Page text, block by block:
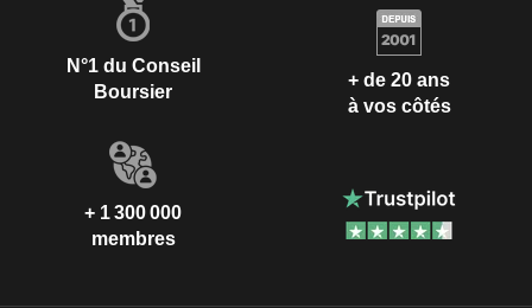
N°1 du Conseil
Boursier
+ de 20 ans
à vos côtés
+ 1 300 000
membres